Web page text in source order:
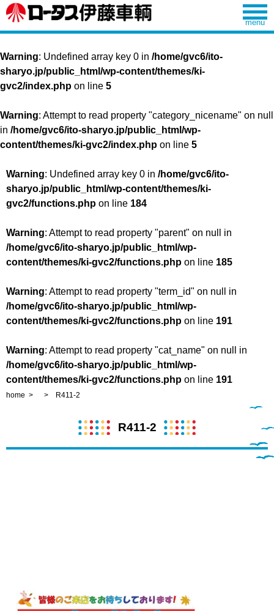
Warning: Undefined array key 0 in /home/gvc6/ito-
sharyo.jp/public_html/wp-content/themes/ki-
gvc2/index.php on line 5
Warning: Attempt to read property "category_nicename" on null
in /home/gvc6/ito-sharyo.jp/public_html/wp-
content/themes/ki-gvc2/index.php on line 5
Warning: Undefined array key 0 in /home/gvc6/ito-
sharyo.jp/public_html/wp-content/themes/ki-
gvc2/functions.php on line 184
Warning: Attempt to read property "parent" on null in
/home/gvc6/ito-sharyo.jp/public_html/wp-
content/themes/ki-gvc2/functions.php on line 185
Warning: Attempt to read property "term_id" on null in
/home/gvc6/ito-sharyo.jp/public_html/wp-
content/themes/ki-gvc2/functions.php on line 191
Warning: Attempt to read property "cat_name" on null in
/home/gvc6/ito-sharyo.jp/public_html/wp-
content/themes/ki-gvc2/functions.php on line 191
home R411-2
R411-2